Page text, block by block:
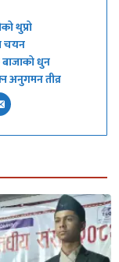
थुप्रो
चयन
बाजाको धुन
अनुगमन तीव्र